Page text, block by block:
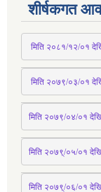
शीर्षकगत
मिति २०८१/१२/०१
मिति २०७९/०३/०१
मिति २०७९/०४/०१
मिति २०७९्/०५/०१
मिति २०७९्/०६/०१